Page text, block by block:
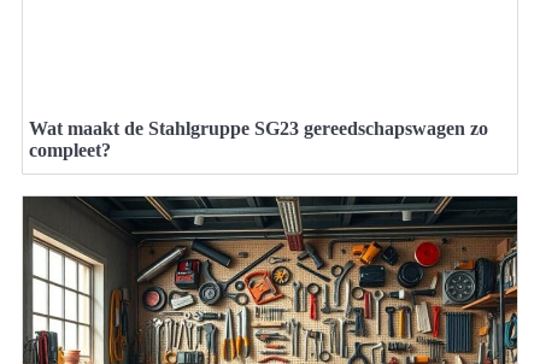
Wat maakt de Stahlgruppe SG23 gereedschapswagen zo
compleet?